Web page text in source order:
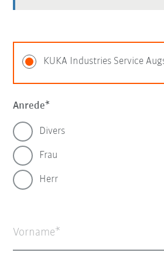
KUKA Industries Service
Anrede
Divers
Frau
Herr
Vorname